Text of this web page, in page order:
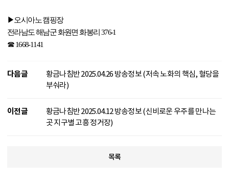
▶오시아노 캠핑장
전라남도 해남군 화원면 화봉리 376-1
☎1668-1141
다음글
황금나침반 2025.04.26 방송정보 (저속 노화의 핵심, 혈당을
부숴라)
이전글
황금나침반 2025.04.12 방송정보 (신비로운 우주를 만나는
곳 지구별 고흥 정거장)
목록